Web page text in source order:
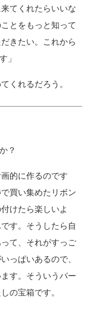
てくれたらいいな
とをもっと知って
きたい。これから
」
くれるだろう。
？
的に作るのです
買い集めたリボン
けたら楽しいよ
す。そうしたら自
て、それがすっご
っぱいあるので、
す。そういうパー
の宝箱です。